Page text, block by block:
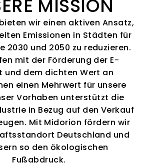
MISSION
wir einen aktiven Ansatz,
Emissionen in Städten für
2030 und 2050 zu reduzieren.
mit der Förderung der E-
und dem dichten Wert an
einen Mehrwert für unsere
Vorhaben unterstützt die
in Bezug auf den Verkauf
Mit Midorion fördern wir
Deutschland und
so den ökologischen
Fußabdruck.